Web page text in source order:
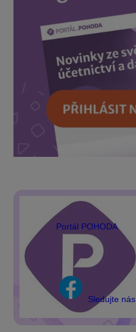
Portál POHODA
Sledujte nás